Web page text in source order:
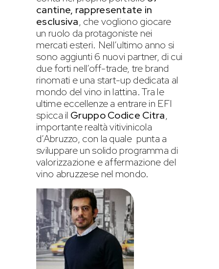
cantine, rappresentate in
esclusiva, che vogliono giocare
un ruolo da protagoniste nei
mercati esteri. Nell’ultimo anno si
sono aggiunti 6 nuovi partner, di cui
due forti nell’off-trade, tre brand
rinomati e una start-up dedicata al
mondo del vino in lattina. Tra le
ultime eccellenze a entrare in EFI
spicca il Gruppo Codice Citra,
importante realtà vitivinicola
d’Abruzzo, con la quale punta a
sviluppare un solido programma di
valorizzazione e affermazione del
vino abruzzese nel mondo.